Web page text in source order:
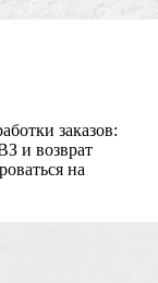
заказов:
и возврат
на